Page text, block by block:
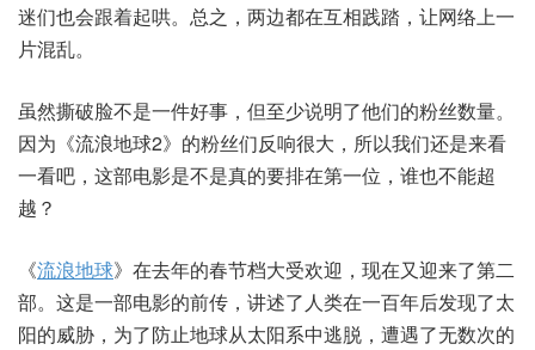
迷们也会跟着起哄。总之，两边都在互相践踏，让网络上一
片混乱。
虽然撕破脸不是一件好事，但至少说明了他们的粉丝数量。
因为《流浪地球2》的粉丝们反响很大，所以我们还是来看
一看吧，这部电影是不是真的要排在第一位，谁也不能超
越？
《流浪地球》在去年的春节档大受欢迎，现在又迎来了第二
部。这是一部电影的前传，讲述了人类在一百年后发现了太
阳的威胁，为了防止地球从太阳系中逃脱，遭遇了无数次的